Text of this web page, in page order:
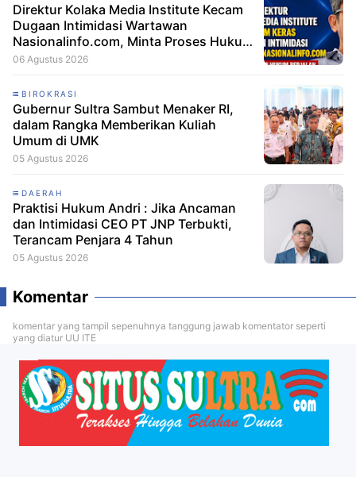
Direktur Kolaka Media Institute Kecam
Dugaan Intimidasi Wartawan
Nasionalinfo.com, Minta Proses Hukum
Berjalan
06 Agustus 2026
BIROKRASI
Gubernur Sultra Sambut Menaker RI,
dalam Rangka Memberikan Kuliah
Umum di UMK
05 Agustus 2026
DAERAH
Praktisi Hukum Andri : Jika Ancaman
dan Intimidasi CEO PT JNP Terbukti,
Terancam Penjara 4 Tahun
05 Agustus 2026
Komentar
komentar yang tampil sepenuhnya tanggung jawab komentator seperti
yang diatur UU ITE